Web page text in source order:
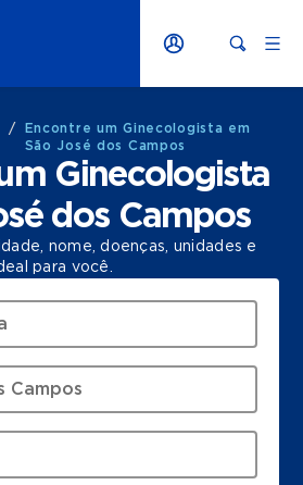
/
Encontre um Ginecologista em
São José dos Campos
Ginecologista
dos Campos
nome, doenças, unidades e
para você.